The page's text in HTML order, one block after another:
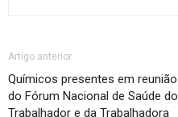
Artigo anterior
Químicos presentes em reunião
do Fórum Nacional de Saúde do
Trabalhador e da Trabalhadora